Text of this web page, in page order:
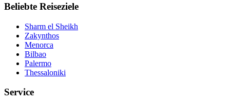
Beliebte Reiseziele
Sharm el Sheikh
Zakynthos
Menorca
Bilbao
Palermo
Thessaloniki
Service